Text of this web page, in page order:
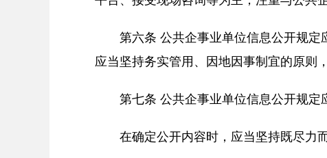
第六条 公共企事业单位信息公开规定
应当坚持务实管用、因地因事制宜的原则
第七条 公共企事业单位信息公开规定
在确定公开内容时，应当坚持既尽力